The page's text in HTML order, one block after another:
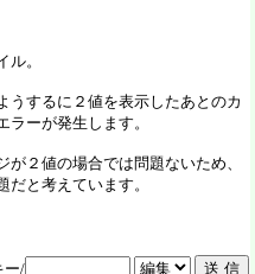
。
うするに２値を表示したあとのカ
ーが発生します。
２値の場合では問題ないため、
と考えています。
ー/